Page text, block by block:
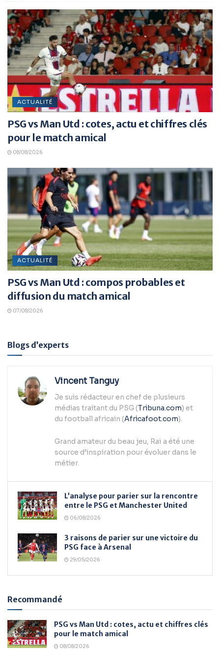
ACTUALITÉ
PSG vs Man Utd : cotes, actu et chiffres clés
pour le match amical
08/08/2026
ACTUALITÉ
PSG vs Man Utd : compos probables et
diffusion du match amical
07/08/2026
Blogs d’experts
Vincent Tanguy
Je suis rédacteur en chef de plusieurs
médias traitant du PSG (Tribuna.com) et
du football africain (Africafoot.com).
Grand amateur du beau jeu, Raï a été une
source d’inspiration pour évoluer dans le
métier.
L’analyse pour parier sur la rencontre
entre le PSG et Manchester United
06/08/2026
3 raisons de parier sur une victoire du
PSG face à Arsenal
29/05/2026
Recommandé
PSG vs Man Utd : cotes, actu et chiffres clés
pour le match amical
08/08/2026